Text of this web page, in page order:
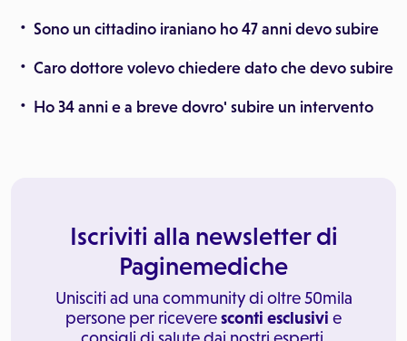
Sono un cittadino iraniano ho 47 anni devo subire
Caro dottore volevo chiedere dato che devo subire
Ho 34 anni e a breve dovro' subire un intervento
Iscriviti alla newsletter di
Paginemediche
Unisciti ad una community di oltre 50mila
persone per riceveresconti esclusivi e